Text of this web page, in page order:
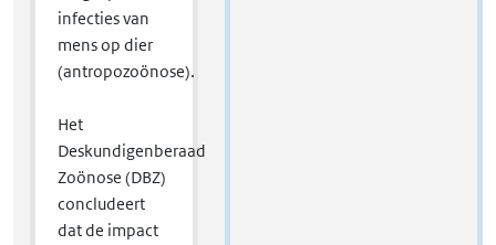
infecties van
mens op dier
(antropozoönose).
Het
Deskundigenberaad
Zoönose (DBZ)
concludeert
dat de impact